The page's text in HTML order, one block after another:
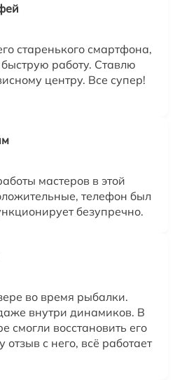
старенького смартфона,
работу. Ставлю
центру. Все супер!
мастеров в этой
телефон был
безупречно.
во время рыбалки.
внутри динамиков. В
смогли восстановить его
с него, всё работает